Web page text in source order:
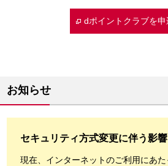
dポイントクラブを申
お知らせ
セキュリティ方式変更に伴う影
現在、インターネットのご利用にあ